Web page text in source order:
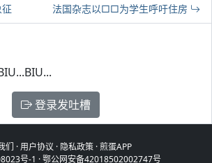
法国杂志以□□为学生呼吁住房
登录发吐槽
们 ·用户协议 · 隐私政策·煎蛋APP
号-1 ·鄂公网安备42018502002747号